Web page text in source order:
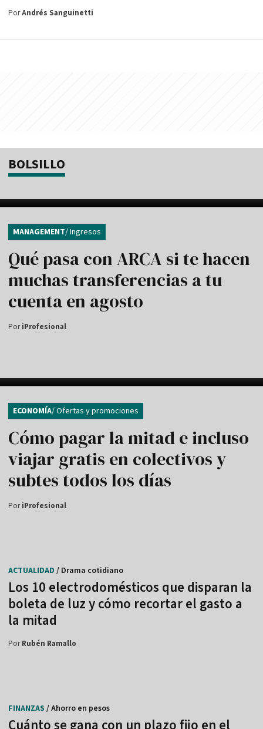
PorAndrés Sanguinetti
BOLSILLO
Qué pasa con ARCA si te hacen
muchas transferencias a tu
cuenta en agosto
MANAGEMENT/ Ingresos
PoriProfesional
Cómo pagar la mitad e incluso
viajar gratis en colectivos y
subtes todos los días
ECONOMÍA/ Ofertas y promociones
PoriProfesional
Los 10 electrodomésticos que disparan la
boleta de luz y cómo recortar el gasto a
la mitad
ACTUALIDAD / Drama cotidiano
PorRubén Ramallo
Cuánto se gana con un plazo fijo en el
FINANZAS / Ahorro en pesos